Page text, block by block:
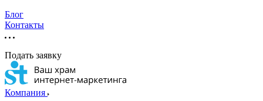
Блог
Контакты
Подать заявку
Компания